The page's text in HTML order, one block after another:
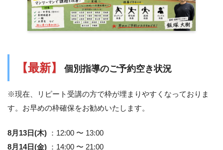
【最新】 個別指導のご予約空き状況
※現在、リピート受講の方で枠が埋まりやすくなっておりま
す。お早めの枠確保をお勧めいたします。
8月13日(木)
：12:00 〜 13:00
8月14日(金)
：14:00 〜 21:00